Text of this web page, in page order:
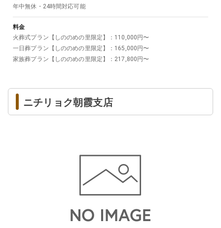
年中無休・24時間対応可能
料金
火葬式プラン【しののめの里限定】
： 110,000 円〜
一日葬プラン【しののめの里限定】
： 165,000 円〜
家族葬プラン【しののめの里限定】
： 217,800 円〜
ニチリョク朝霞支店